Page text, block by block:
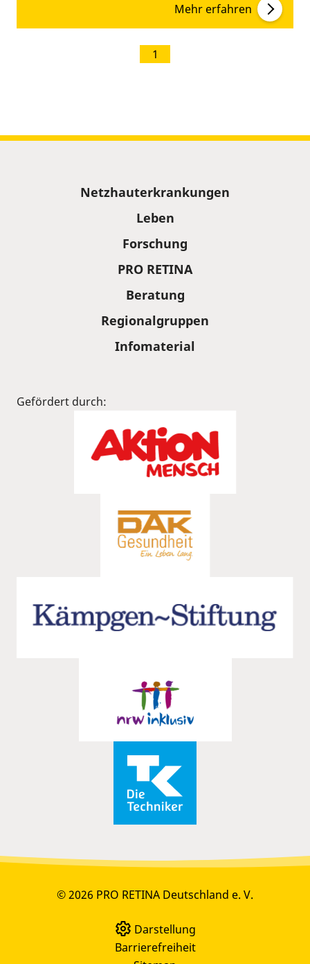
Mehr erfahren
1
Netzhauterkrankungen
Leben
Forschung
PRO RETINA
Beratung
Regionalgruppen
Infomaterial
Gefördert durch:
© 2026 PRO RETINA Deutschland e. V.
Darstellung
Barrierefreiheit